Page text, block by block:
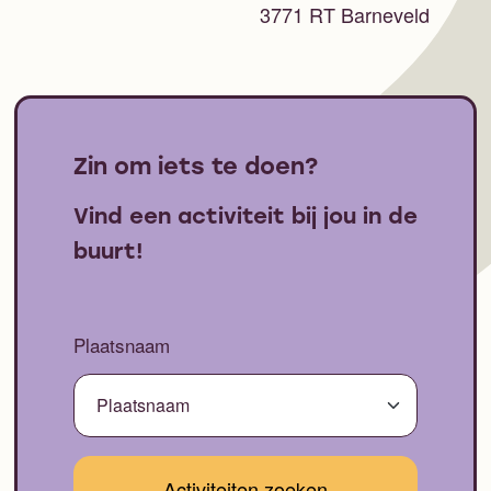
3771 RT Barneveld
Zin om iets te doen?
Vind een activiteit bij jou in de
buurt!
Plaatsnaam